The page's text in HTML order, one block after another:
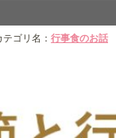
テゴリ名： 行事食のお話